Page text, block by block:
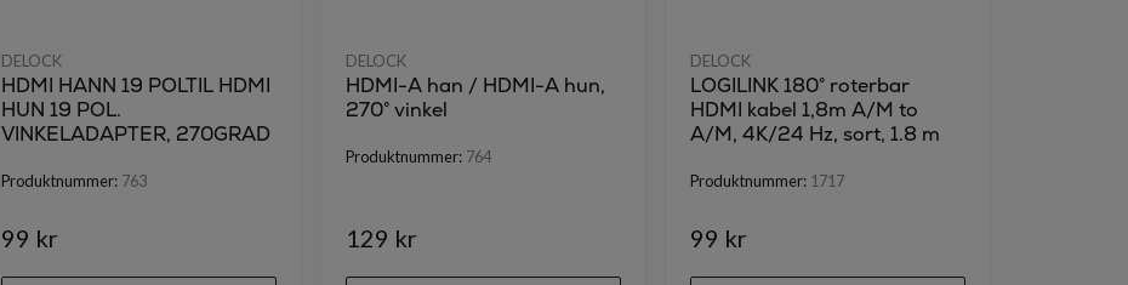
DELOCK
HDMI HANN 19 POLTIL HDMI
HUN 19 POL.
VINKELADAPTER, 270GRAD
Produktnummer: 763
99 kr
DELOCK
HDMI-A han / HDMI-A hun,
270° vinkel
Produktnummer: 764
129 kr
DELOCK
LOGILINK 180° roterbar
HDMI kabel 1,8m A/M to
A/M, 4K/24 Hz, sort, 1.8 m
Produktnummer: 1717
99 kr